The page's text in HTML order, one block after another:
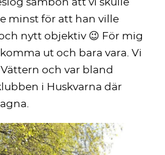
sambon att vi skulle
minst för att han ville
nytt objektiv 😉 För mig
ut och bara vara. Vi
och var bland
i Huskvarna där